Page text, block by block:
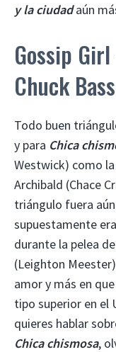
y la ciudadaún
Gossip
Chuck
Todo buen
y para Chica
Westwick) como
Archibald (Chace
triángulo fuera
supuestamente
durante la pelea
(Leighton
amor y más en
tipo superior en el
quieres hablar
Chica chismosa,